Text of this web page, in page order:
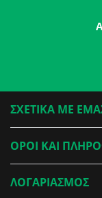
ΣΧΕΤΙΚΑ ΜΕ
ΟΡΟΙ ΚΑΙ
ΛΟΓΑΡΙΑΣΜΟΣ